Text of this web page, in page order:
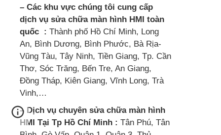
– Các khu vực chúng tôi cung cấp
dịch vụ sửa chữa màn hình HMI toàn
quốc : Thành phố Hồ Chí Minh, Long
An, Bình Dương, Bình Phước, Bà Rịa-
Vũng Tàu, Tây Ninh, Tiền Giang, Tp. Cần
Thơ, Sóc Trăng, Bến Tre, An Giang,
Đồng Tháp, Kiên Giang, Vĩnh Long, Trà
Vinh,…
– Dịch vụ chuyên sửa chữa màn hình
HMI Tại Tp Hồ Chí Minh : Tân Phú, Tân